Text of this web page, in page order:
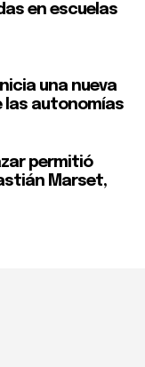
en escuelas
una nueva
las autonomías
permitió
Marset,